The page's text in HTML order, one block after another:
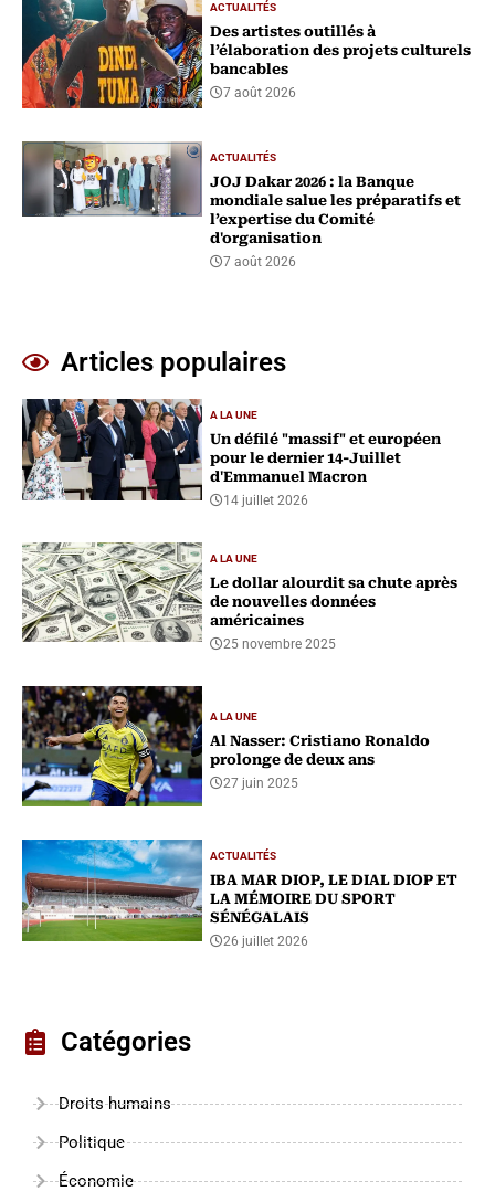
ACTUALITÉS
Des artistes outillés à
l’élaboration des projets culturels
bancables
7 août 2026
ACTUALITÉS
‎JOJ Dakar 2026 : la Banque
mondiale salue les préparatifs et
l’expertise du Comité
d'organisation
7 août 2026
Articles populaires
A LA UNE
Un défilé "massif" et européen
pour le dernier 14-Juillet
d'Emmanuel Macron
14 juillet 2026
A LA UNE
Le dollar alourdit sa chute après
de nouvelles données
américaines
25 novembre 2025
A LA UNE
Al Nasser: Cristiano Ronaldo
prolonge de deux ans
27 juin 2025
ACTUALITÉS
IBA MAR DIOP, LE DIAL DIOP ET
LA MÉMOIRE DU SPORT
SÉNÉGALAIS
26 juillet 2026
Catégories
Droits humains
Politique
Économie